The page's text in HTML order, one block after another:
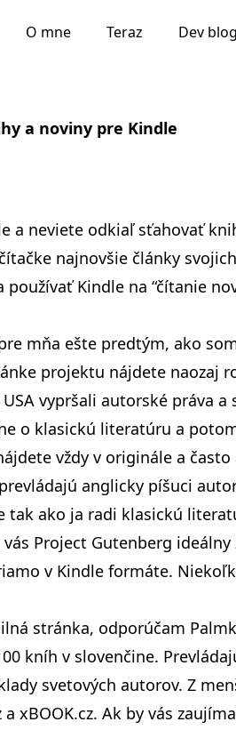
O mne Teraz Dev
a noviny pre Kindle
a neviete odkiaľ sťahovať
najnovšie články
Kindle na “čítanie
mňa ešte predtým, ako
projektu nájdete naozaj
vypršali autorské práva
o klasickú literatúru a
vždy v originále a
anglicky píšuci
tak ako ja radi klasickú
Project Gutenberg
v Kindle formáte.
stránka, odporúčam
kníh v slovenčine.
svetových autorov. Z
a xBOOK.cz. Ak by vás